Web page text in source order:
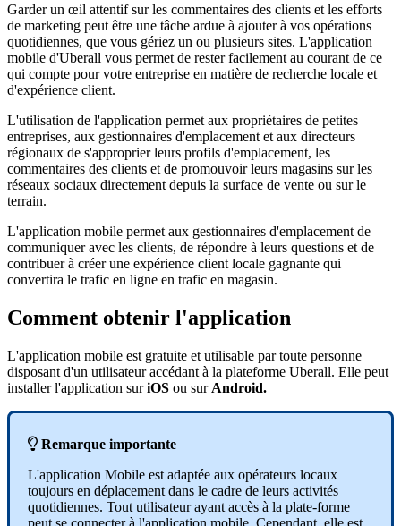
Garder un œil attentif sur les commentaires des clients et les efforts
de marketing peut être une tâche ardue à ajouter à vos opérations
quotidiennes, que vous gériez un ou plusieurs sites. L'application
mobile d'Uberall vous permet de rester facilement au courant de ce
qui compte pour votre entreprise en matière de recherche locale et
d'expérience client.
L'utilisation de l'application permet aux propriétaires de petites
entreprises, aux gestionnaires d'emplacement et aux directeurs
régionaux de s'approprier leurs profils d'emplacement, les
commentaires des clients et de promouvoir leurs magasins sur les
réseaux sociaux directement depuis la surface de vente ou sur le
terrain.
L'application mobile permet aux gestionnaires d'emplacement de
communiquer avec les clients, de répondre à leurs questions et de
contribuer à créer une expérience client locale gagnante qui
convertira le trafic en ligne en trafic en magasin.
Comment obtenir l'application
L'application mobile est gratuite et utilisable par toute personne
disposant d'un utilisateur accédant à la plateforme Uberall. Elle peut
installer l'application suriOS ou sur Android.
 Remarque importante
L'application Mobile est adaptée aux opérateurs locaux
toujours en déplacement dans le cadre de leurs activités
quotidiennes. Tout utilisateur ayant accès à la plate-forme
peut se connecter à l'application mobile. Cependant, elle est